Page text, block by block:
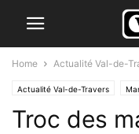
Home Actualité Val-de-
Actualité Val-de-Travers
Troc des